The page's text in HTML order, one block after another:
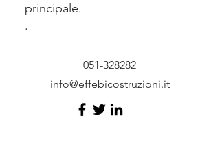
principale.
.
051-328282
info@effebicostruzioni.it